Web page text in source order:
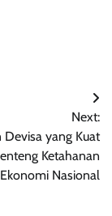
Next:
Devisa yang Kuat
Ketahanan
Ekonomi Nasional